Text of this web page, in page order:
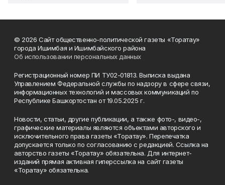
© 2026 Сайт общественно-политической газеты «Торатау»
города Ишимбая и Ишимбайского района
Об использовании персональных данных
Регистрационный номер ПИ ТУ02-01813. Выписка выдана
Управлением Федеральной службы по надзору в сфере связи,
информационных технологий и массовых коммуникаций по
Республике Башкортостан от 19.05.2025 г.
Новости, статьи, другие публикации, а также фото-, видео-,
графические материалы являются объектами авторского и
исключительного права газеты «Торатау». Перепечатка
допускается только по согласованию с редакцией. Ссылка на
авторство газеты «Торатау» обязательна. Для интернет-
изданий прямая активная гиперссылка на сайт газеты
«Торатау» обязательна.